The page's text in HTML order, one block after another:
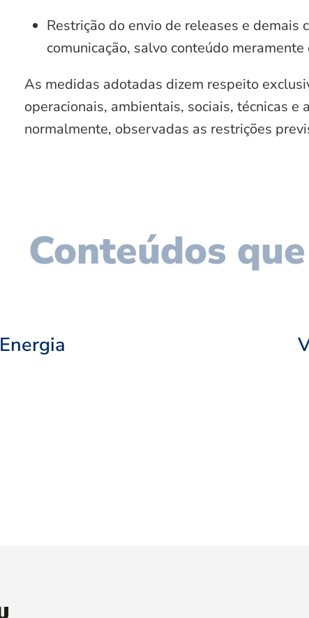
Restrição do envio de releases e
comunicação, salvo conteúdo
As medidas adotadas dizem respeito
operacionais, ambientais, sociais, técnicas
normalmente, observadas as restrições
Conteúdos
Energia